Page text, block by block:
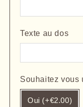
Texte au dos
Souhaitez vous
Oui (+€2.00)